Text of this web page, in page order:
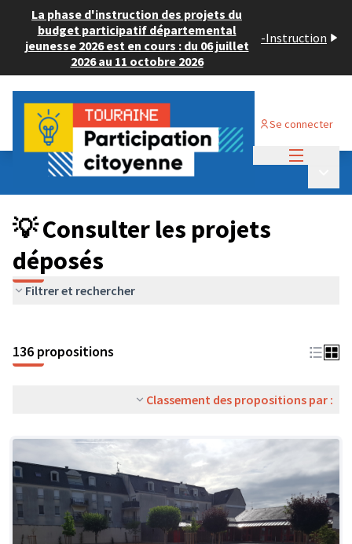
La phase d'instruction des projets du
budget participatif départemental
jeunesse 2026 est en cours : du 06 juillet
2026 au 11 octobre 2026
-Instruction
Se connecter
Budget Participatif JEUNESSE 2024
💡 Consulter les projets déposés
💡 Consulter les projets
déposés
Filtrer et rechercher
136 propositions
Classement des propositions par :